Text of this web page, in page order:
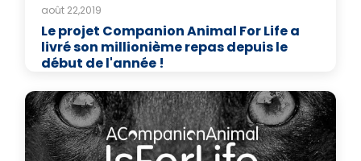
août 22,2019
Le projet Companion Animal For Life a
livré son millionième repas depuis le
début de l'année !